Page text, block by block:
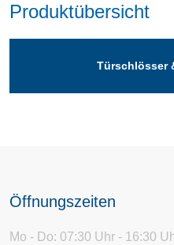
Produktübersicht
Türschlösser
Öffnungszeiten
Mo - Do: 07:30 Uhr - 16:30